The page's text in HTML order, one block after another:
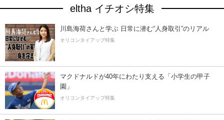
eltha イチオシ特集
川島海荷さんと学ぶ 日常に潜む“人身取引”のリアル
オリコンタイアップ特集
マクドナルドが40年にわたり支える「小学生の甲子
園」
オリコンタイアップ特集